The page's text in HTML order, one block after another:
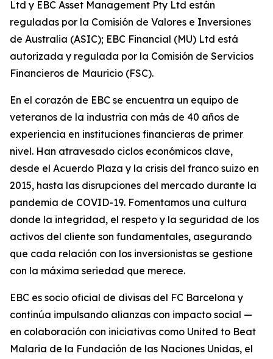
Ltd y EBC Asset Management Pty Ltd están
reguladas por la Comisión de Valores e Inversiones
de Australia (ASIC); EBC Financial (MU) Ltd está
autorizada y regulada por la Comisión de Servicios
Financieros de Mauricio (FSC).
En el corazón de EBC se encuentra un equipo de
veteranos de la industria con más de 40 años de
experiencia en instituciones financieras de primer
nivel. Han atravesado ciclos económicos clave,
desde el Acuerdo Plaza y la crisis del franco suizo en
2015, hasta las disrupciones del mercado durante la
pandemia de COVID-19. Fomentamos una cultura
donde la integridad, el respeto y la seguridad de los
activos del cliente son fundamentales, asegurando
que cada relación con los inversionistas se gestione
con la máxima seriedad que merece.
EBC es socio oficial de divisas del FC Barcelona y
continúa impulsando alianzas con impacto social —
en colaboración con iniciativas como United to Beat
Malaria de la Fundación de las Naciones Unidas, el